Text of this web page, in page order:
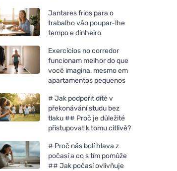
Jantares frios para o
trabalho vão poupar-lhe
tempo e dinheiro
Exercícios no corredor
funcionam melhor do que
você imagina, mesmo em
apartamentos pequenos
# Jak podpořit dítě v
překonávání studu bez
tlaku ## Proč je důležité
přistupovat k tomu citlivě?
# Proč nás bolí hlava z
počasí a co s tím pomůže
## Jak počasí ovlivňuje